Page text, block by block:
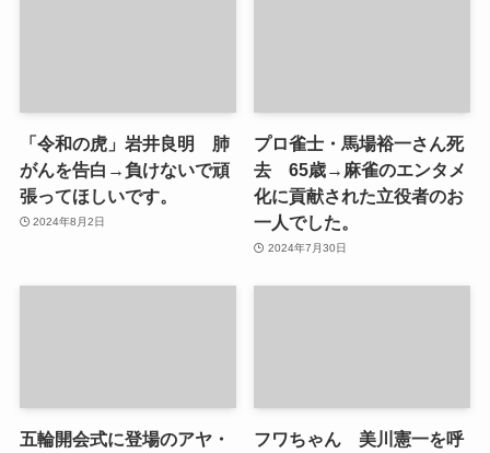
「令和の虎」岩井良明 肺
がんを告白→負けないで頑
張ってほしいです。
2024年8月2日
プロ雀士・馬場裕一さん死
去 65歳→麻雀のエンタメ
化に貢献された立役者のお
一人でした。
2024年7月30日
五輪開会式に登場のアヤ・
フワちゃん 美川憲一を呼